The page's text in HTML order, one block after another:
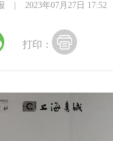
2023年07月27日 17:52
打印：